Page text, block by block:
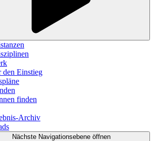
den Einstieg
finden
Archiv
Nächste Navigationsebene öffnen